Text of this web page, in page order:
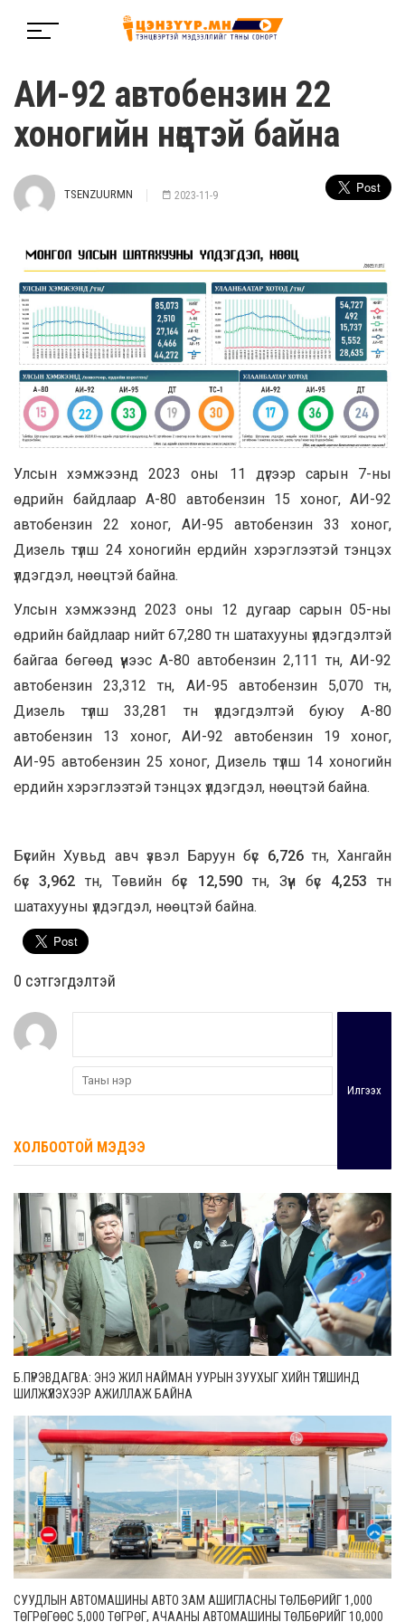
АИ-92 автобензин 22
хоногийн нөөцтэй байна
TSENZUURMN 2023-11-9
Улсын хэмжээнд 2023 оны 11 дүгээр сарын 7-ны
өдрийн байдлаар А-80 автобензин 15 хоног, АИ-92
автобензин 22 хоног, АИ-95 автобензин 33 хоног,
Дизель түлш 24 хоногийн ердийн хэрэглээтэй тэнцэх
үлдэгдэл, нөөцтэй байна.
Улсын хэмжээнд 2023 оны 12 дугаар сарын 05-ны
өдрийн байдлаар нийт 67,280 тн шатахууны үлдэгдэлтэй
байгаа бөгөөд үүнээс А-80 автобензин 2,111 тн, АИ-92
автобензин 23,312 тн, АИ-95 автобензин 5,070 тн,
Дизель түлш 33,281 тн үлдэгдэлтэй буюу А-80
автобензин 13 хоног, АИ-92 автобензин 19 хоног,
АИ-95 автобензин 25 хоног, Дизель түлш 14 хоногийн
ердийн хэрэглээтэй тэнцэх үлдэгдэл, нөөцтэй байна.
Бүсийн Хувьд авч үзвэл Баруун бүс 6,726тн, Хангайн
бүс3,962 тн, Төвийн бүс 12,590 тн, Зүүн бүс 4,253 тн
шатахууны үлдэгдэл, нөөцтэй байна.
0 cэтгэгдэлтэй
Илгээх
ХОЛБООТОЙ МЭДЭЭ
Б.ПҮРЭВДАГВА: ЭНЭ ЖИЛ НАЙМАН УУРЫН ЗУУХЫГ ХИЙН ТҮЛШИНД
ШИЛЖҮҮЛЭХЭЭР АЖИЛЛАЖ БАЙНА
СУУДЛЫН АВТОМАШИНЫ АВТО ЗАМ АШИГЛАСНЫ ТӨЛБӨРИЙГ 1,000
ТӨГРӨГӨӨС 5,000 ТӨГРӨГ, АЧААНЫ АВТОМАШИНЫ ТӨЛБӨРИЙГ 10,000